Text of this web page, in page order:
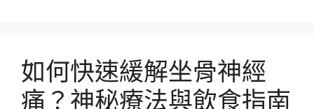
如何快速緩解坐骨神經
痛？神秘療法與飲食指南